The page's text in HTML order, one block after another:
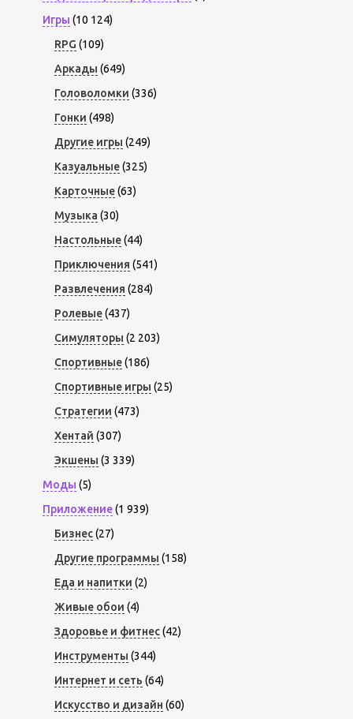
Игры (10 124)
RPG (109)
Аркады (649)
Головоломки (336)
Гонки (498)
Другие игры (249)
Казуальные(325)
Карточные(63)
Музыка (30)
Настольные(44)
Приключения (541)
Развлечения (284)
Ролевые(437)
Симуляторы (2 203)
Спортивные(186)
Спортивные игры (25)
Стратегии (473)
Хентай (307)
Экшены (3 339)
Моды (5)
Приложение(1 939)
Бизнес(27)
Другие программы (158)
Еда и напитки (2)
Живые обои (4)
Здоровье и фитнес(42)
Инструменты (344)
Интернет и сеть (64)
Искусство и дизайн (60)